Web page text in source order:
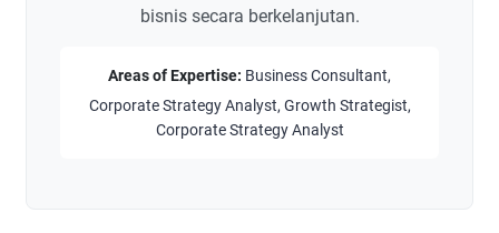
bisnis secara berkelanjutan.
Areas of Expertise: Business Consultant,
Corporate Strategy Analyst, Growth Strategist,
Corporate Strategy Analyst